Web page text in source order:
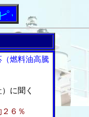
（燃料油高騰
に聞く
６％